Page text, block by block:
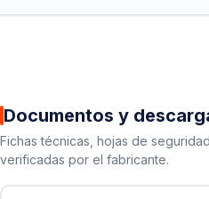
Documentos y
Fichas técnicas, hojas de
verificadas por el fabricante.